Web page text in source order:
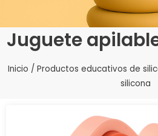
Juguete
Inicio / Productos educativos de
silicona